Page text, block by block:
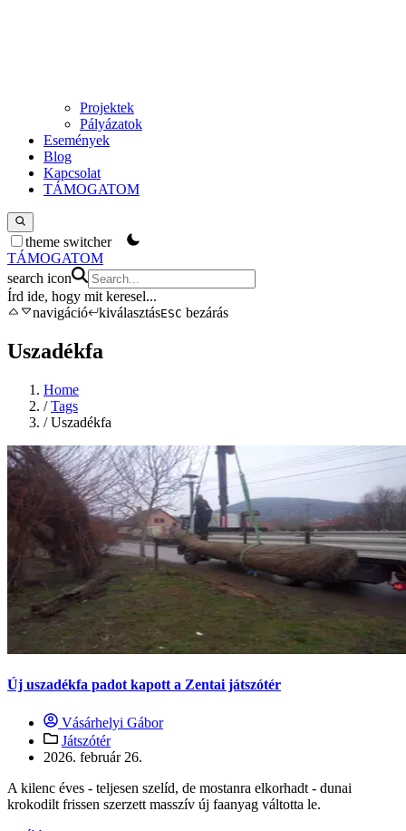
Projektek
Pályázatok
Események
Blog
Kapcsolat
TÁMOGATOM
theme switcher
TÁMOGATOM
search icon
Írd ide, hogy mit keresel...
navigáció
kiválasztásESC bezárás
Uszadékfa
Home
/ Tags
/ Uszadékfa
Új uszadékfa padot kapott a Zentai játszótér
Vásárhelyi Gábor
Játszótér
2026. február 26.
A kilenc éves - teljesen szelíd, de mostanra elkorhadt - dunai
krokodilt frissen szerzett masszív új faanyag váltotta le.